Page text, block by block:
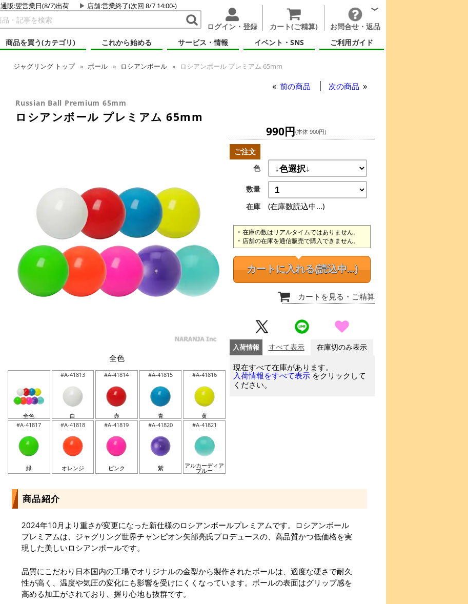
通販:翌営業日(8/7)出荷 店舗:営業終了(次回 8/7 14:00-)
ログイン・登録 カート(ご精算)
お問合せ・返品
商品を買う(カテゴリ)
これから始める サービス・情報 イベント・SNS ご利用ガイド
ジャグリング トップ ボール ロシアンボール ロシアンボール プレミアム 65mm
前の商品 次の商品
Russian Ball Premium 65mm
ロシアンボール プレミアム 65mm
全色
全色
#A-41813
白
#A-41814
赤
#A-41815
青
#A-41816
黄
#A-41817
緑
#A-41818
オレンジ
#A-41819
ピンク
#A-41820
紫
#A-41821
アルカーディア
ブルー
990円(本体 900円)
ご注文
色
数量
在庫
(在庫数読込中...)
在庫の数はリアルタイムではありません。
店舗の在庫を通信販売で購入できません。
カートに入れる(読込中...)
カートを見る ・ご精算
入荷情報 すべて表示 在庫切のみ表示
現在すべて在庫があります。
入荷情報をすべて表示 をクリックして
ください。
商品紹介
2024年10月より重さが変更になった新仕様のロシアンボールプレミアムです。ロシアンボール
プレミアムは、ジャグリング世界チャンピオン矢部亮氏プロデュースの、高品質かつ低価格を実
現した美しいロシアンボールです。
品質にこだわり日本国内の工場でオリジナルの金型から製作されたボールは、適度な硬さで耐久
性が高く、温度や気圧の変化にも影響を受けにくくなっています。ボールの表面はグリップ感を
高める加工がされており、握り心地も抜群です。